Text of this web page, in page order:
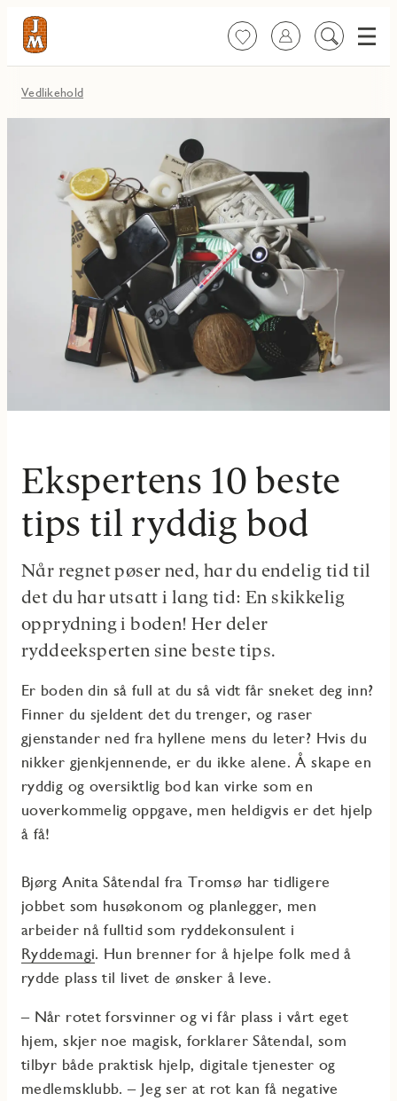
FavoritterLogg inn
Søk
Meny
Vedlikehold
Ekspertens 10 beste
tips til ryddig bod
Når regnet pøser ned, har du endelig tid til
det du har utsatt i lang tid: En skikkelig
opprydning i boden! Her deler
ryddeeksperten sine beste tips.
Er boden din så full at du så vidt får sneket deg inn?
Finner du sjeldent det du trenger, og raser
gjenstander ned fra hyllene mens du leter? Hvis du
nikker gjenkjennende, er du ikke alene. Å skape en
ryddig og oversiktlig bod kan virke som en
uoverkommelig oppgave, men heldigvis er det hjelp
å få!
Bjørg Anita Såtendal fra Tromsø har tidligere
jobbet som husøkonom og planlegger, men
arbeider nå fulltid som ryddekonsulent i
Ryddemagi. Hun brenner for å hjelpe folk med å
rydde plass til livet de ønsker å leve.
– Når rotet forsvinner og vi får plass i vårt eget
hjem, skjer noe magisk, forklarer Såtendal, som
tilbyr både praktisk hjelp, digitale tjenester og
medlemsklubb. – Jeg ser at rot kan få negative